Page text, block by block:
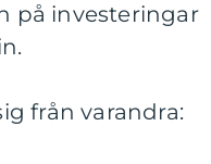
på investeringar
från varandra: